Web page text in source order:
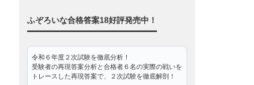
ふぞろいな合格答案18好評発売中！
令和６年度２次試験を徹底分析！
受験者の再現答案分析と合格者６名の実際の戦いを
トレースした再現答案で、２次試験を徹底解剖！